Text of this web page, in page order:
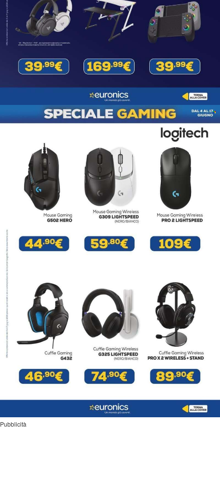
Pubblicità